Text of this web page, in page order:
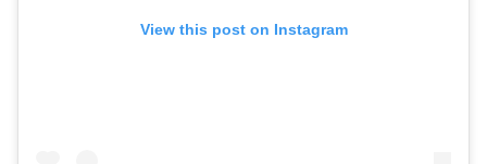
View this post on Instagram